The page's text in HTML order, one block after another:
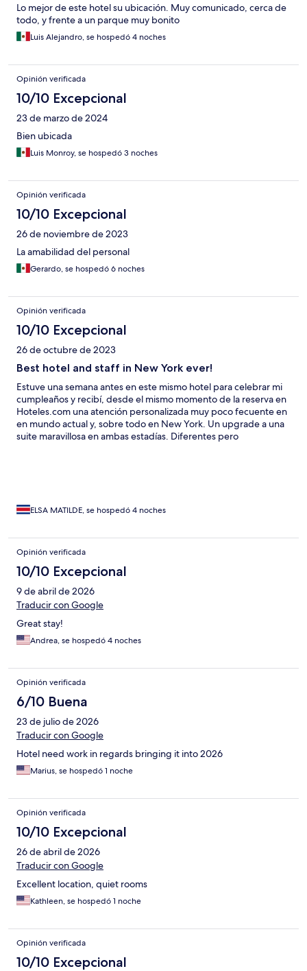
Lo mejor de este hotel su ubicación. Muy comunicado, cerca de
todo, y frente a un parque muy bonito
Luis Alejandro, se hospedó 4 noches
Opinión verificada
10/10 Excepcional
23 de marzo de 2024
Bien ubicada
Luis Monroy, se hospedó 3 noches
Opinión verificada
10/10 Excepcional
26 de noviembre de 2023
La amabilidad del personal
Gerardo, se hospedó 6 noches
Opinión verificada
10/10 Excepcional
26 de octubre de 2023
Best hotel and staff in New York ever!
Estuve una semana antes en este mismo hotel para celebrar mi
cumpleaños y recibí, desde el mismo momento de la reserva en
Hoteles.com una atención personalizada muy poco fecuente en
en mundo actual y, sobre todo en New York. Un upgrade a una
suite maravillosa en ambas estadías. Diferentes pero
con tu nombre, carta escrita a mano ya sabiendo tus planes para
maestría y amabilidad por Siobhan siempre con una palabra
gentil y atentos a todos los requerimientos. Cómo arquitecta el
edificio del hotel me resultaba atractivo de visitas previas, pero
algunos comentarios muy expresivos leídos en Expedía me
aún mejor que la imaginada. Desde ahora the Bryant será
nuestra casa fuera de casa en NY. Gracias a todos por hacer de
una estadía una experiencia inolvidable!
ELSA MATILDE, se hospedó 4 noches
Opinión verificada
10/10 Excepcional
9 de abril de 2026
Traducir con Google
Great stay!
Andrea, se hospedó 4 noches
Opinión verificada
6/10 Buena
23 de julio de 2026
Traducir con Google
Hotel need work in regards bringing it into 2026
Marius, se hospedó 1 noche
Opinión verificada
10/10 Excepcional
26 de abril de 2026
Traducir con Google
Excellent location, quiet rooms
Kathleen, se hospedó 1 noche
Opinión verificada
10/10 Excepcional